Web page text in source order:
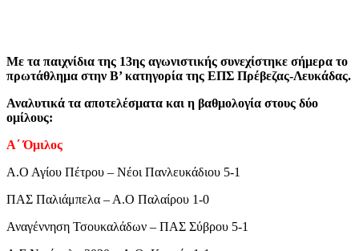
Με τα παιχνίδια της 13ης αγωνιστικής συνεχίστηκε σήμερα το
πρωτάθλημα στην Β’ κατηγορία της ΕΠΣ Πρέβεζας-Λευκάδας.
Αναλυτικά τα αποτελέσματα και η βαθμολογία στους δύο
ομίλους:
Α΄ Όμιλος
Α.Ο Αγίου Πέτρου – Νέοι Πανλευκάδιου 5-1
ΠΑΣ Παλιάμπελα – Α.Ο Παλαίρου 1-0
Αναγέννηση Τσουκαλάδων – ΠΑΣ Σύβρου 5-1